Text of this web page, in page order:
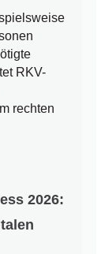
RKV-
rechten
2026: